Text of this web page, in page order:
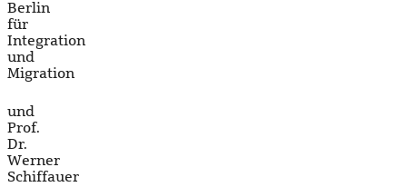
Berlin
für
Integration
und
Migration
und
Prof.
Dr.
Werner
Schiffauer